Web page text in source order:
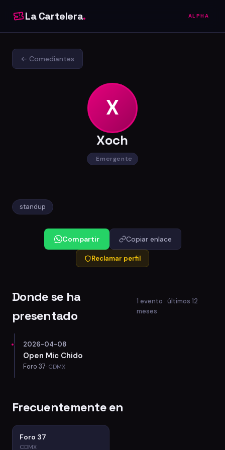
La Cartelera. ALPHA
← Comediantes
X
Xoch
· Emergente
standup
Compartir Copiar enlace
Reclamar perfil
Donde se ha
presentado
1 evento · últimos 12
meses
2026-04-08
Open Mic Chido
Foro 37· CDMX
Frecuentemente en
Foro 37
CDMX